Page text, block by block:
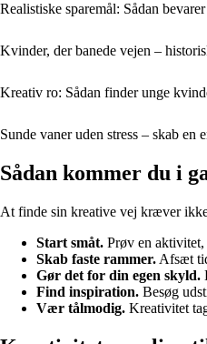
Realistiske sparemål: Sådan
Kvinder, der banede vejen –
Kreativ ro: Sådan finder unge
Sunde vaner uden stress – skab en
Sådan kommer du i
At finde sin kreative vej kræver
Start småt. Prøv en
Skab faste rammer. Afsæt
Gør det for din egen skyld.
Find inspiration. Besøg
Vær tålmodig. Kreativitet